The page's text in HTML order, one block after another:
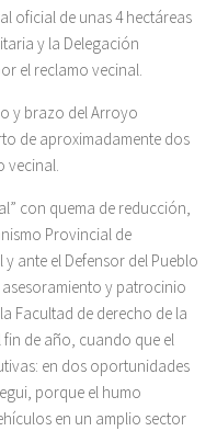
oficial de unas 4 hectáreas
y la Delegación
el reclamo vecinal.
y brazo del Arroyo
de aproximadamente dos
vecinal.
con quema de reducción,
Provincial de
ante el Defensor del Pueblo
y patrocinio
Facultad de derecho de la
fin de año, cuando que el
en dos oportunidades
porque el humo
en un amplio sector